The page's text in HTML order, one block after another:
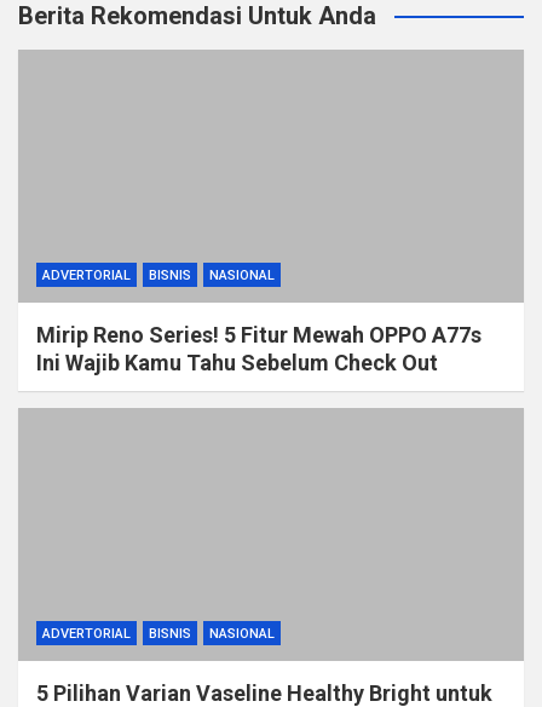
Berita Rekomendasi Untuk Anda
ADVERTORIAL BISNIS NASIONAL
Mirip Reno Series! 5 Fitur Mewah OPPO A77s
Ini Wajib Kamu Tahu Sebelum Check Out
ADVERTORIAL BISNIS NASIONAL
5 Pilihan Varian Vaseline Healthy Bright untuk